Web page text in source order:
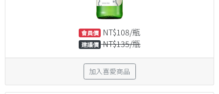
會員價 NT$108/瓶
建議價 NT$135/瓶
加入喜愛商品